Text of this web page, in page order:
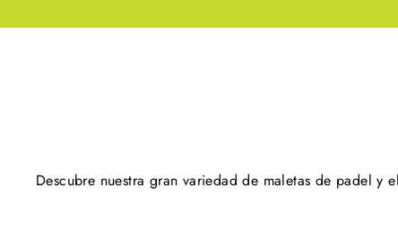
Descubre nuestra gran variedad de maletas de padel